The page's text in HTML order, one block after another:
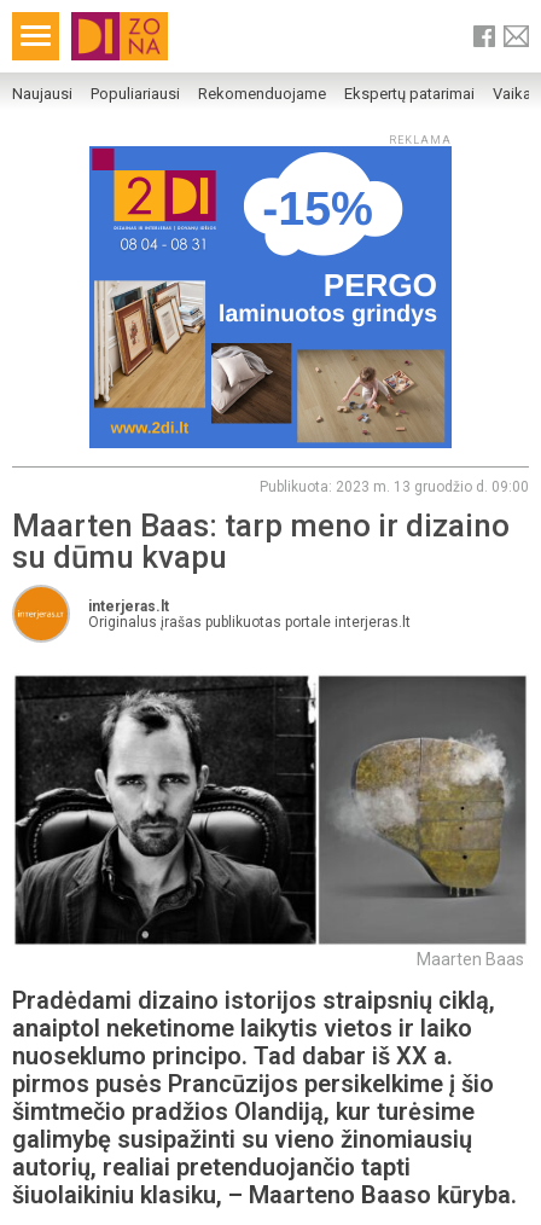
Naujausi Populiariausi Rekomenduojame Ekspertų patarimai
REKLAMA
Publikuota: 2023 m. 13 gruodžio d. 09:00
Maarten Baas: tarp meno ir dizaino
su dūmu kvapu
interjeras.lt
Originalus įrašas publikuotas portale interjeras.lt
Maarten Baas
Pradėdami dizaino istorijos straipsnių ciklą,
anaiptol neketinome laikytis vietos ir laiko
nuoseklumo principo. Tad dabar iš XX a.
pirmos pusės Prancūzijos persikelkime į šio
šimtmečio pradžios Olandiją, kur turėsime
galimybę susipažinti su vieno žinomiausių
autorių, realiai pretenduojančio tapti
šiuolaikiniu klasiku, – Maarteno Baaso kūryba.